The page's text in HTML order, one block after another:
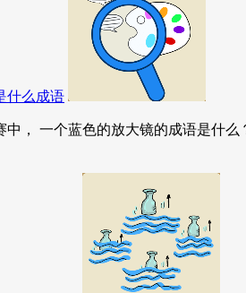
什么成语
中， 一个蓝色的放大镜的成语是什